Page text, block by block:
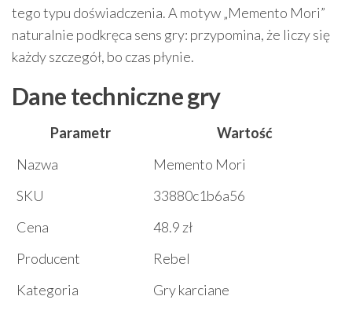
tego typu doświadczenia. A motyw „Memento Mori”
naturalnie podkręca sens gry: przypomina, że liczy się
każdy szczegół, bo czas płynie.
Dane techniczne gry
Parametr
Wartość
Nazwa
Memento Mori
SKU
33880c1b6a56
Cena
48.9 zł
Producent
Rebel
Kategoria
Gry karciane